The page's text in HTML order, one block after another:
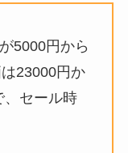
5000円から
23000円か
、セール時